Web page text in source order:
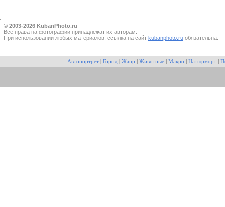
© 2003-2026 KubanPhoto.ru
Все прaва на фотографии принадлежат их авторам.
При использовании любых материалов, ссылка на сайт kubanphoto.ru обязательна.
Автопортрет Город Жанр Животные Макро Натюрморт